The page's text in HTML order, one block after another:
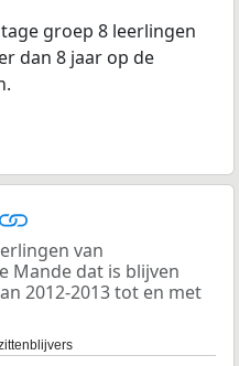
groep 8 leerlingen
dan 8 jaar op de
van
Mande dat is blijven
2012-2013 tot en met